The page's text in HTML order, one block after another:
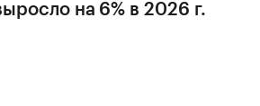
на 6% в 2026 г.